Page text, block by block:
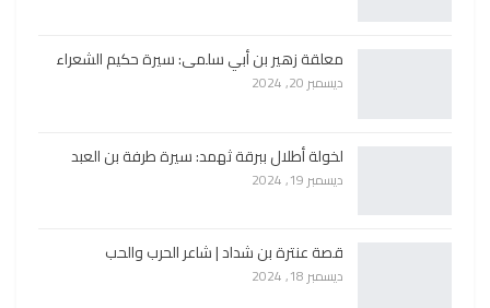
معلقة زهير بن أبي سلمى: سيرة حكيم الشعراء
ديسمبر 20, 2024
لخولة أطلال ببرقة ثهمد: سيرة طرفة بن العبد
ديسمبر 19, 2024
قصة عنترة بن شداد | شاعر الحرب والحب
ديسمبر 18, 2024